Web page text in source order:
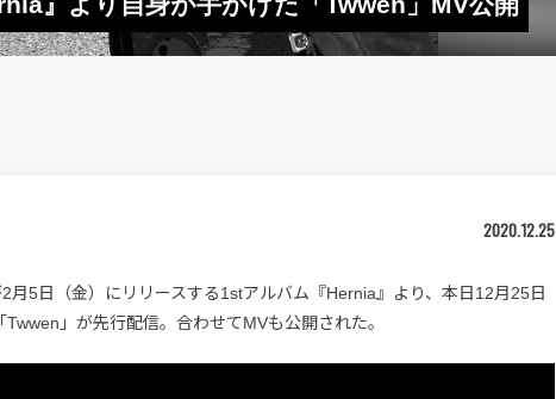
2020.12.25
月5日（金）にリリースする1stアルバム『Hernia』より、本日12月25日
Twwen」が先行配信。合わせてMVも公開された。